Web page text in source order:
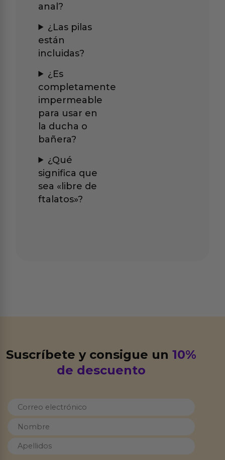
anal?
¿Las pilas
están
incluidas?
¿Es
completamente
impermeable
para usar en
la ducha o
bañera?
¿Qué
significa que
sea «libre de
ftalatos»?
Suscríbete y consigue un10%
de descuento